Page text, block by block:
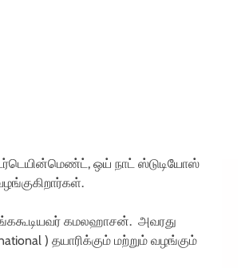
ஒய் நாட் ஸ்டுடியோஸ்
கமலஹாசன். அவரது
) தயாரிக்கும் மற்றும் வழங்கும்